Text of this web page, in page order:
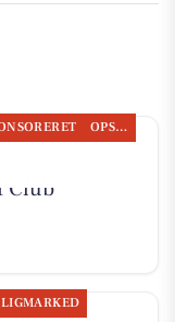
OPSLAGSTAVLEN
Aarhus
Club